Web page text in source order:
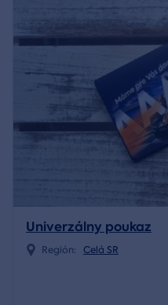
Univerzálny poukaz
Región: Celá SR